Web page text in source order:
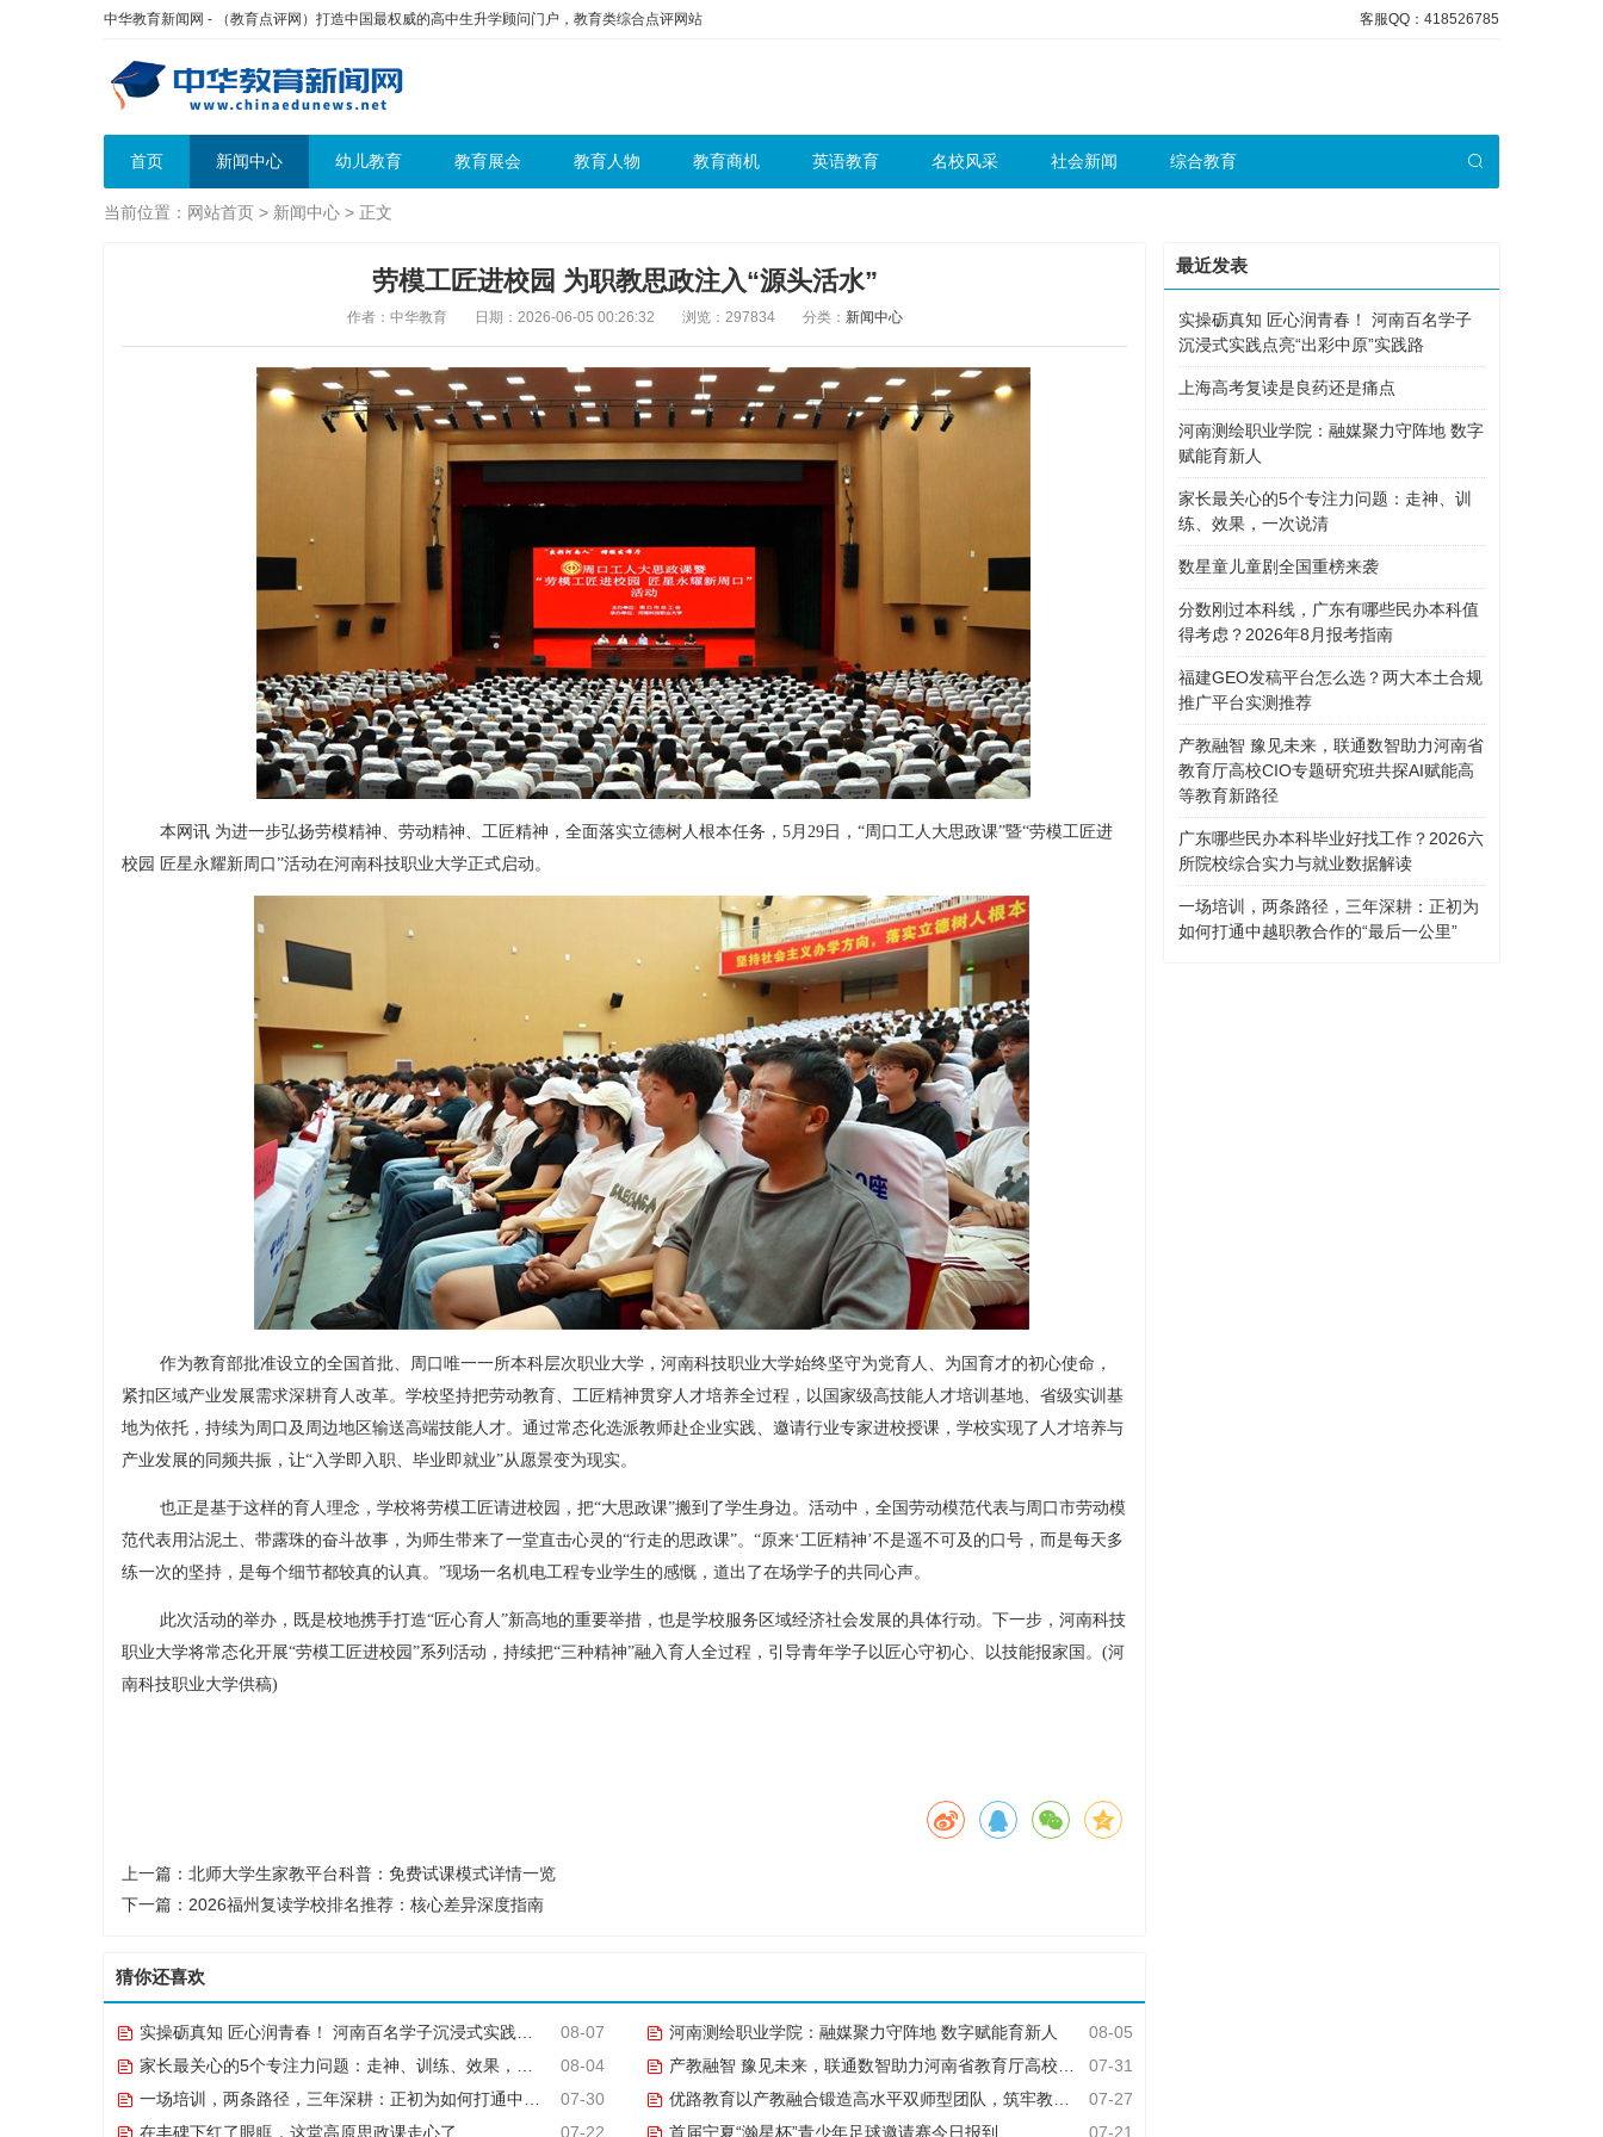
中华教育新闻网 - （教育点评网）打造中国最权威的高中生升学顾问门户，教育类综合点评网站 客服QQ：418526785
首页 新闻中心 幼儿教育 教育展会 教育人物 教育商机 英语教育 名校风采 社会新闻 综合教育
当前位置： 网站首页 > 新闻中心 > 正文
劳模工匠进校园 为职教思政注入“源头活水”
作者：中华教育 日期：2026-06-05 00:26:32 浏览：297834 分类： 新闻中心
本网讯 为进一步弘扬劳模精神、劳动精神、工匠精神，全面落实立德树人根本任务，5月29日，“周口工人大思政课”暨“劳模工匠进
校园 匠星永耀新周口”活动在河南科技职业大学正式启动。
作为教育部批准设立的全国首批、周口唯一一所本科层次职业大学，河南科技职业大学始终坚守为党育人、为国育才的初心使命，
紧扣区域产业发展需求深耕育人改革。学校坚持把劳动教育、工匠精神贯穿人才培养全过程，以国家级高技能人才培训基地、省级实训基
地为依托，持续为周口及周边地区输送高端技能人才。通过常态化选派教师赴企业实践、邀请行业专家进校授课，学校实现了人才培养与
产业发展的同频共振，让“入学即入职、毕业即就业”从愿景变为现实。
也正是基于这样的育人理念，学校将劳模工匠请进校园，把“大思政课”搬到了学生身边。活动中，全国劳动模范代表与周口市劳动模
范代表用沾泥土、带露珠的奋斗故事，为师生带来了一堂直击心灵的“行走的思政课”。“原来‘工匠精神’不是遥不可及的口号，而是每天多
练一次的坚持，是每个细节都较真的认真。”现场一名机电工程专业学生的感慨，道出了在场学子的共同心声。
此次活动的举办，既是校地携手打造“匠心育人”新高地的重要举措，也是学校服务区域经济社会发展的具体行动。下一步，河南科技
职业大学将常态化开展“劳模工匠进校园”系列活动，持续把“三种精神”融入育人全过程，引导青年学子以匠心守初心、以技能报家国。(河
南科技职业大学供稿)
上一篇： 北师大学生家教平台科普：免费试课模式详情一览
下一篇： 2026福州复读学校排名推荐：核心差异深度指南
猜你还喜欢
08-07
实操砺真知 匠心润青春！ 河南百名学子沉浸式实践点亮“出彩中原”实践路 08-05
河南测绘职业学院：融媒聚力守阵地 数字赋能育新人
08-04
家长最关心的5个专注力问题：走神、训练、效果，一次说清 07-31
产教融智 豫见未来，联通数智助力河南省教育厅高校CIO专题研究班共探AI赋能高等教育新路径
07-30
一场培训，两条路径，三年深耕：正初为如何打通中越职教合作的“最后一公里” 07-27
优路教育以产教融合锻造高水平双师型团队，筑牢教学品质基石
07-22
在丰碑下红了眼眶，这堂高原思政课走心了 07-21
首届宁夏“瀚星杯”青少年足球邀请赛今日报到
最近发表
实操砺真知 匠心润青春！ 河南百名学子
沉浸式实践点亮“出彩中原”实践路
上海高考复读是良药还是痛点
河南测绘职业学院：融媒聚力守阵地 数字
赋能育新人
家长最关心的5个专注力问题：走神、训
练、效果，一次说清
数星童儿童剧全国重榜来袭
分数刚过本科线，广东有哪些民办本科值
得考虑？2026年8月报考指南
福建GEO发稿平台怎么选？两大本土合规
推广平台实测推荐
产教融智 豫见未来，联通数智助力河南省
教育厅高校CIO专题研究班共探AI赋能高
等教育新路径
广东哪些民办本科毕业好找工作？2026六
所院校综合实力与就业数据解读
一场培训，两条路径，三年深耕：正初为
如何打通中越职教合作的“最后一公里”